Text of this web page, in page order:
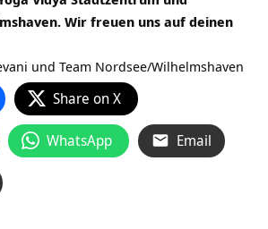
Wir freuen uns auf deinen
und Team Nordsee/Wilhelmshaven
Share on X
WhatsApp Email